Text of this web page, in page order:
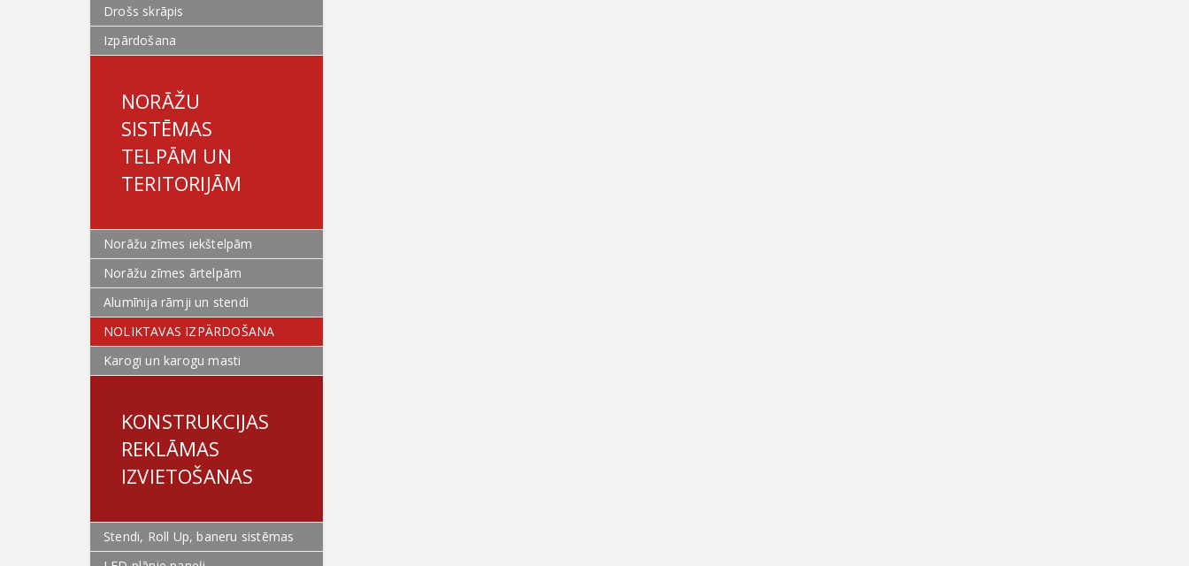
Drošs skrāpis
Izpārdošana
NORĀŽU
SISTĒMAS
TELPĀM UN
TERITORIJĀM
Norāžu zīmes iekštelpām
Norāžu zīmes ārtelpām
Alumīnija rāmji un stendi
NOLIKTAVAS IZPĀRDOŠANA
Karogi un karogu masti
KONSTRUKCIJAS
REKLĀMAS
IZVIETOŠANAS
Stendi, Roll Up, baneru sistēmas